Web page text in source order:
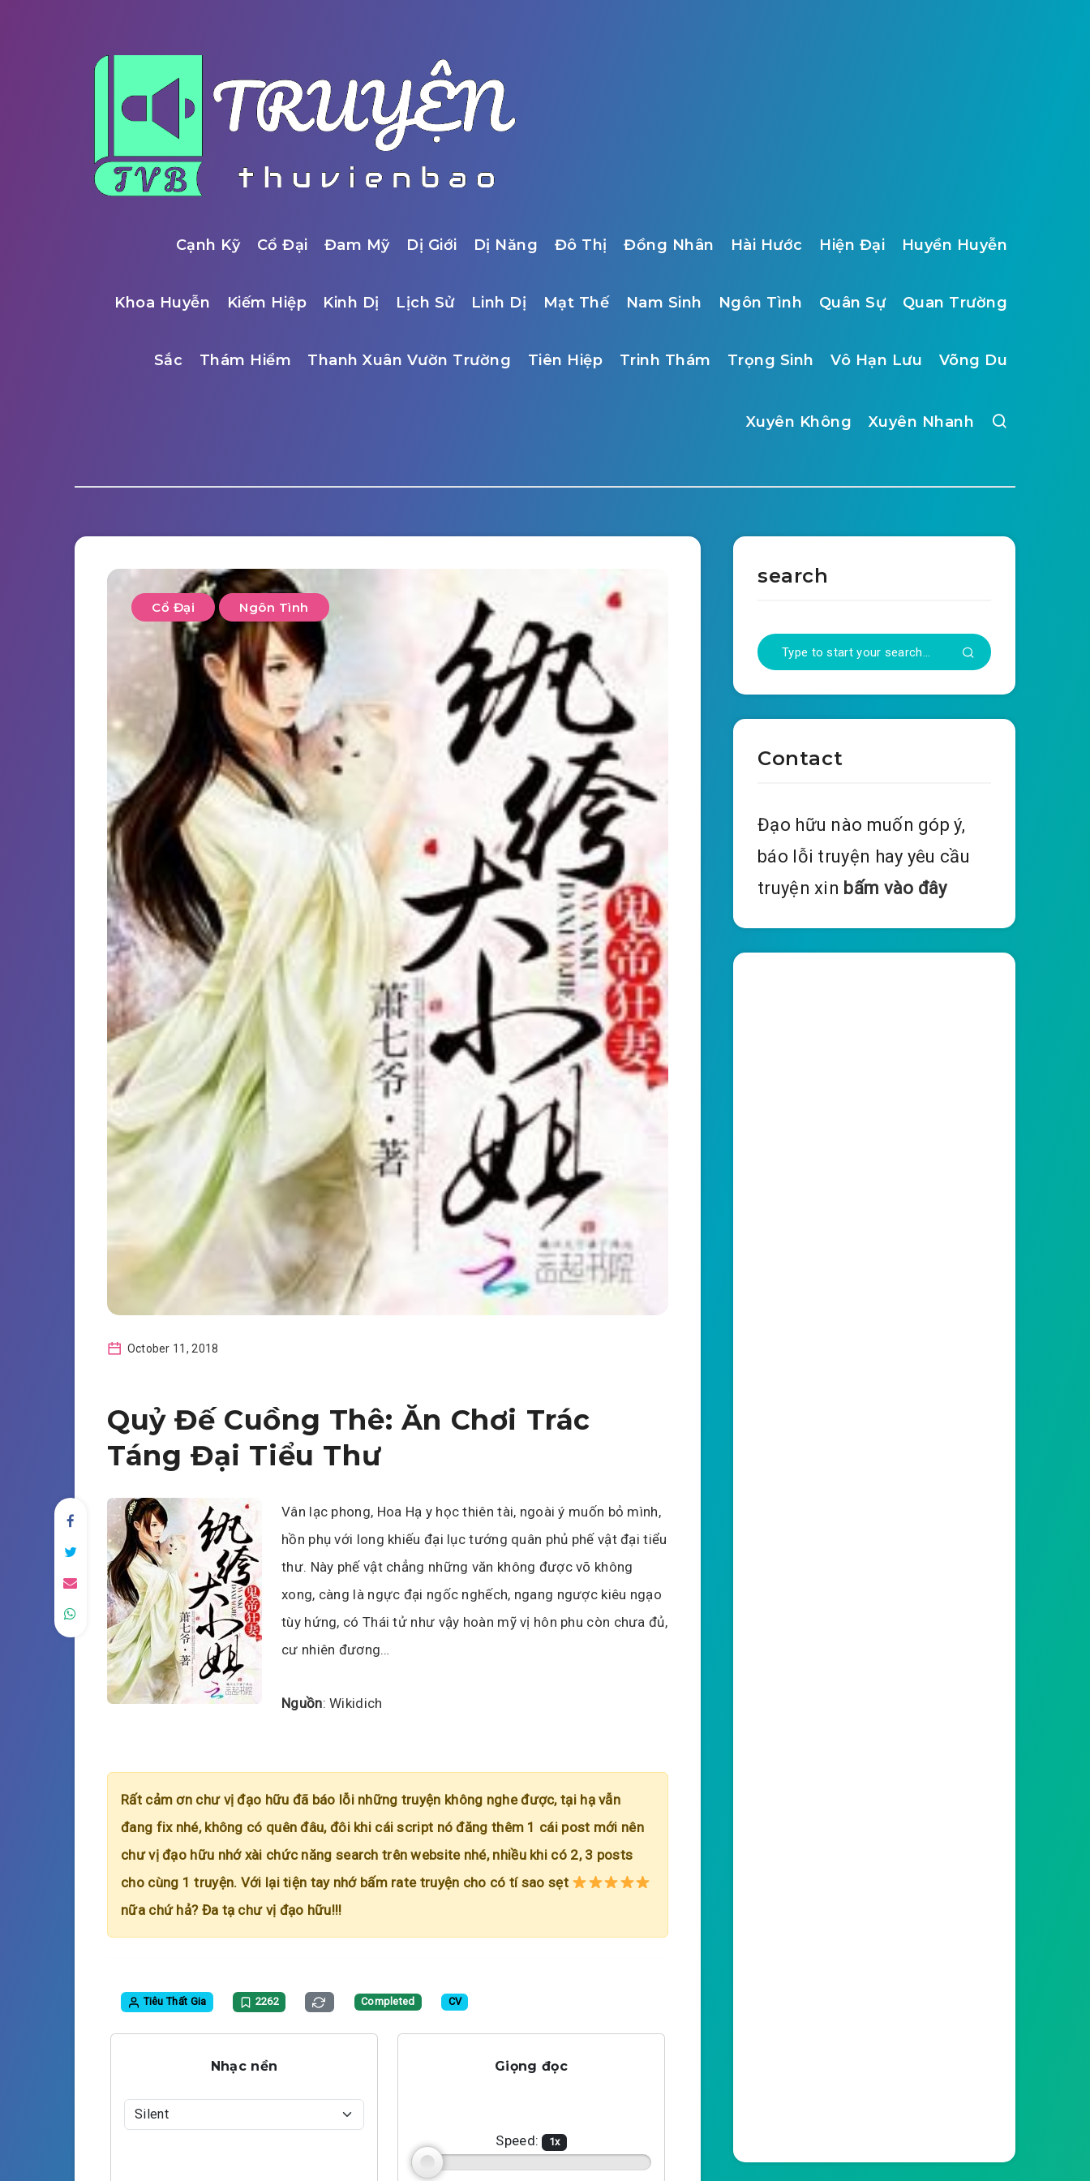
Cạnh Kỹ Cổ Đại Đam Mỹ Dị Giới Dị Năng Đô Thị Đồng Nhân Hài Hước Hiện Đại Huyền Huyễn
Khoa Huyễn Kiếm Hiệp Kinh Dị Lịch Sử Linh Dị Mạt Thế Nam Sinh Ngôn Tình Quân Sự Quan Trường
Sắc Thám Hiểm Thanh Xuân Vườn Trường Tiên Hiệp Trinh Thám Trọng Sinh Vô Hạn Lưu Võng Du
Xuyên Không Xuyên Nhanh
Cổ Đại Ngôn Tình
October 11, 2018
Quỷ Đế Cuồng Thê: Ăn Chơi Trác
Táng Đại Tiểu Thư
Vân lạc phong, Hoa Hạ y học thiên tài, ngoài ý muốn bỏ mình,
hồn phụ với long khiếu đại lục tướng quân phủ phế vật đại tiểu
thư. Này phế vật chẳng những văn không được võ không
xong, càng là ngực đại ngốc nghếch, ngang ngược kiêu ngạo
tùy hứng, có Thái tử như vậy hoàn mỹ vị hôn phu còn chưa đủ,
cư nhiên đương…
Nguồn: Wikidich
Rất cảm ơn chư vị đạo hữu đã báo lỗi những truyện không nghe được, tại hạ vẫn
đang fix nhé, không có quên đâu, đôi khi cái script nó đăng thêm 1 cái post mới nên
chư vị đạo hữu nhớ xài chức năng search trên website nhé, nhiều khi có 2, 3 posts
cho cùng 1 truyện. Với lại tiện tay nhớ bấm rate truyện cho có tí sao sẹt
nữa chứ hả? Đa tạ chư vị đạo hữu!!!
Tiêu Thất Gia 2262 Completed CV
Nhạc nền Giọng đọc
Speed: 1x
search
Contact
Đạo hữu nào muốn góp ý,
báo lỗi truyện hay yêu cầu
truyện xin bấm vào đây